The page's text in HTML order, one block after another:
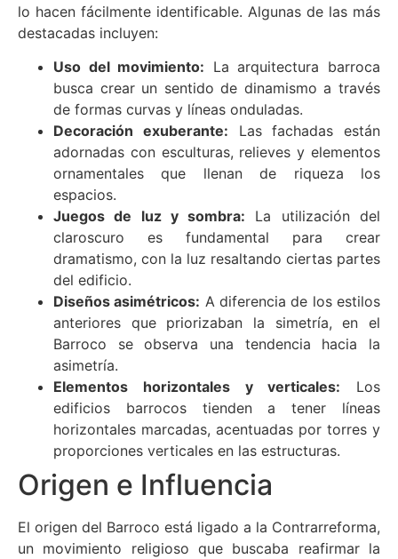
lo hacen fácilmente identificable. Algunas de las más
destacadas incluyen:
Uso del movimiento: La arquitectura barroca
busca crear un sentido de dinamismo a través
de formas curvas y líneas onduladas.
Decoración exuberante: Las fachadas están
adornadas con esculturas, relieves y elementos
ornamentales que llenan de riqueza los
espacios.
Juegos de luz y sombra: La utilización del
claroscuro es fundamental para crear
dramatismo, con la luz resaltando ciertas partes
del edificio.
Diseños asimétricos: A diferencia de los estilos
anteriores que priorizaban la simetría, en el
Barroco se observa una tendencia hacia la
asimetría.
Elementos horizontales y verticales: Los
edificios barrocos tienden a tener líneas
horizontales marcadas, acentuadas por torres y
proporciones verticales en las estructuras.
Origen e Influencia
El origen del Barroco está ligado a la Contrarreforma,
un movimiento religioso que buscaba reafirmar la